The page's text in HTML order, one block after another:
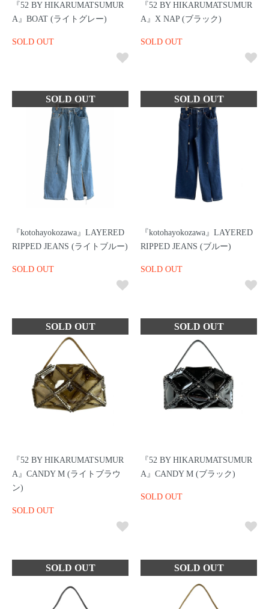
『52 BY HIKARUMATSUMUR
A』BOAT (ライトグレー)
SOLD OUT
『52 BY HIKARUMATSUMUR
A』X NAP (ブラック)
SOLD OUT
『kotohayokozawa』LAYERED
RIPPED JEANS (ライトブルー)
SOLD OUT
『kotohayokozawa』LAYERED
RIPPED JEANS (ブルー)
SOLD OUT
『52 BY HIKARUMATSUMUR
A』CANDY M (ライトブラウ
ン)
SOLD OUT
『52 BY HIKARUMATSUMUR
A』CANDY M (ブラック)
SOLD OUT